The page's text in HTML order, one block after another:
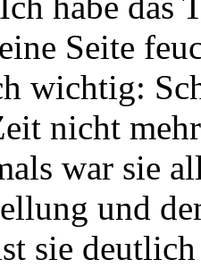
Seite
wichtig:
nicht
war sie
und
sie